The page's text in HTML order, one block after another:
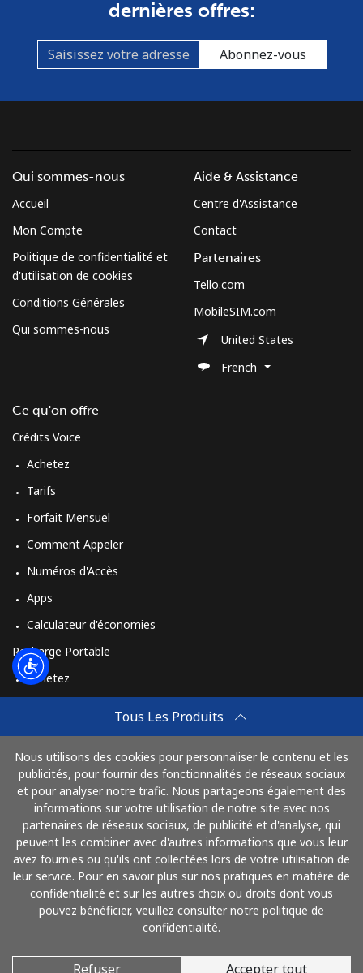
dernières offres:
Abonnez-vous
Tous Les Produits
Nous utilisons des cookies pour personnaliser le contenu et les
publicités, pour fournir des fonctionnalités de réseaux sociaux
et pour analyser notre trafic. Nous partageons également des
informations sur votre utilisation de notre site avec nos
partenaires de réseaux sociaux, de publicité et d'analyse, qui
peuvent les combiner avec d'autres informations que vous leur
avez fournies ou qu'ils ont collectées lors de votre utilisation de
leur service. Pour en savoir plus sur nos pratiques en matière de
confidentialité et sur les autres choix ou droits dont vous
pouvez bénéficier, veuillez consulter notre politique de
confidentialité.
Refuser Accepter tout
Qui sommes-nous
Accueil
Mon Compte
Politique de confidentialité et
d'utilisation de cookies
Conditions Générales
Qui sommes-nous
Ce qu'on offre
Crédits Voice
Achetez
Tarifs
Forfait Mensuel
Comment Appeler
Numéros d'Accès
Apps
Calculateur d'économies
Recharge Portable
Achetez
Achetez
Mode de fonctionnement
Aide & Assistance
Centre d'Assistance
Contact
Partenaires
Tello.com
MobileSIM.com
United States
French
Payez avec